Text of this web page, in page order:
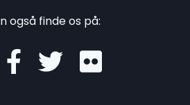
også finde os på: